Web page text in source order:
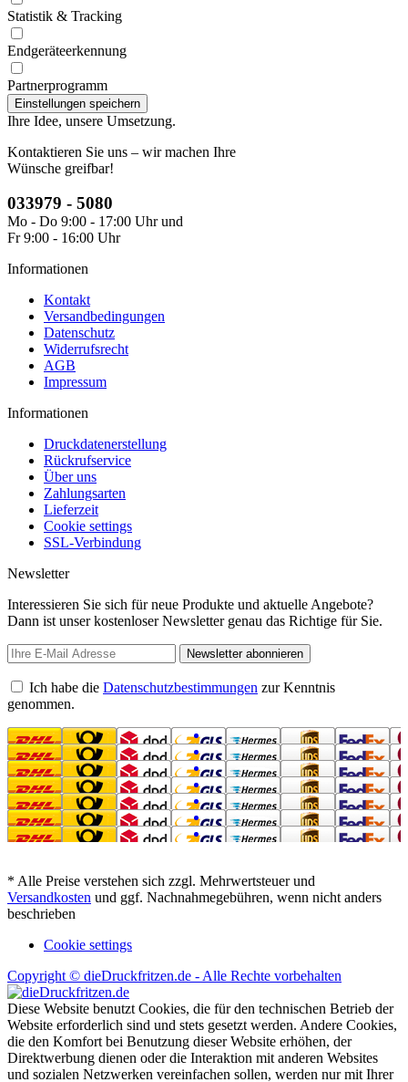
Statistik & Tracking
Endgeräteerkennung
Partnerprogramm
Ihre Idee, unsere Umsetzung.
Kontaktieren Sie uns – wir machen Ihre
Wünsche greifbar!
033979 - 5080
Mo - Do 9:00 - 17:00 Uhr und
Fr 9:00 - 16:00 Uhr
Informationen
Kontakt
Versandbedingungen
Datenschutz
Widerrufsrecht
AGB
Impressum
Informationen
Druckdatenerstellung
Rückrufservice
Über uns
Zahlungsarten
Lieferzeit
Cookie settings
SSL-Verbindung
Newsletter
Interessieren Sie sich für neue Produkte und aktuelle Angebote?
Dann ist unser kostenloser Newsletter genau das Richtige für Sie.
Newsletter abonnieren
Ich habe die Datenschutzbestimmungen zur Kenntnis
genommen.
* Alle Preise verstehen sich zzgl. Mehrwertsteuer und
Versandkosten und ggf. Nachnahmegebühren, wenn nicht anders
beschrieben
Cookie settings
Copyright © dieDruckfritzen.de - Alle Rechte vorbehalten
Diese Website benutzt Cookies, die für den technischen Betrieb der
Website erforderlich sind und stets gesetzt werden. Andere Cookies,
die den Komfort bei Benutzung dieser Website erhöhen, der
Direktwerbung dienen oder die Interaktion mit anderen Websites
und sozialen Netzwerken vereinfachen sollen, werden nur mit Ihrer